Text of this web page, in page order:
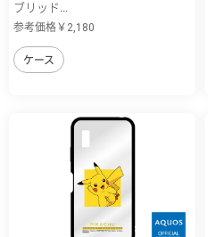
ブリッド...
参考価格￥2,180
ケース